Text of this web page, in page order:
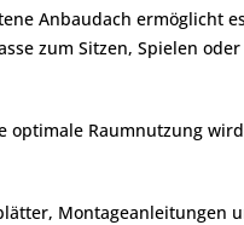
Anbaudach ermöglicht
zum Sitzen, Spielen
optimale Raumnutzung
Montageanleitungen